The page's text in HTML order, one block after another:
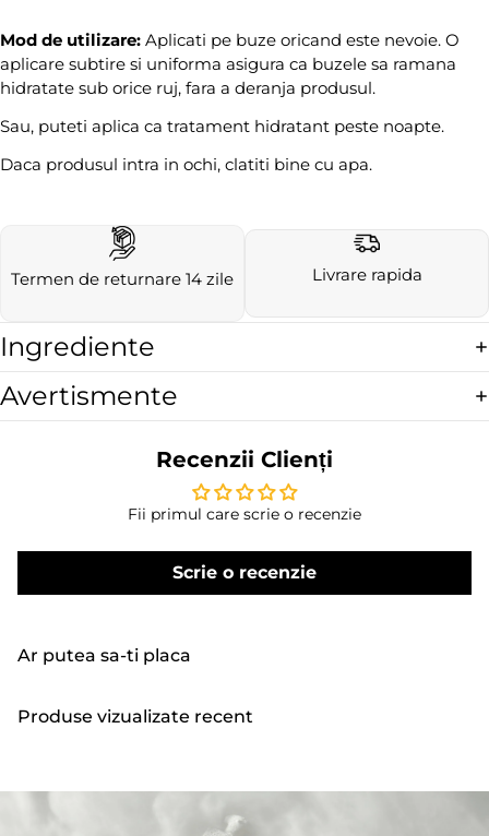
Mod de utilizare: Aplicati pe buze oricand este nevoie. O
aplicare subtire si uniforma asigura ca buzele sa ramana
hidratate sub orice ruj, fara a deranja produsul.
Sau, puteti aplica ca tratament hidratant peste noapte.
Daca produsul intra in ochi, clatiti bine cu apa.
Termen de returnare 14 zile Livrare rapida
Ingrediente
Avertismente
Recenzii Clienți
Fii primul care scrie o recenzie
Scrie o recenzie
Ar putea sa-ti placa
Produse vizualizate recent